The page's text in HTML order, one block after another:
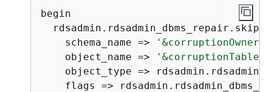
begin
schema_name => '&corruptionOwner'
object_name => '&corruptionTable'
object_type =>
flags
=>